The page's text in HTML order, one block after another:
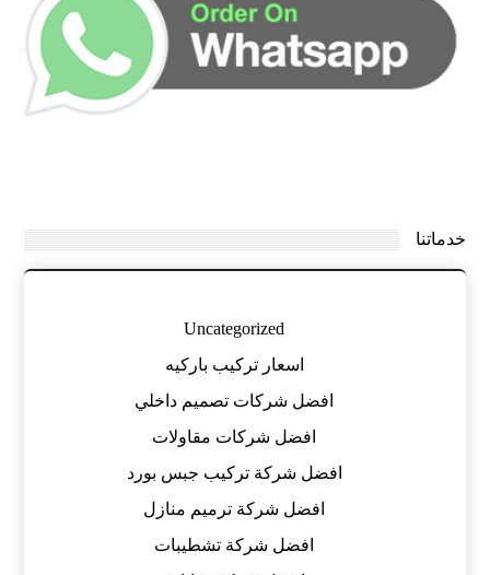
خدماتنا
Uncategorized
اسعار تركيب باركيه
افضل شركات تصميم داخلي
افضل شركات مقاولات
افضل شركة تركيب جبس بورد
افضل شركة ترميم منازل
افضل شركة تشطيبات